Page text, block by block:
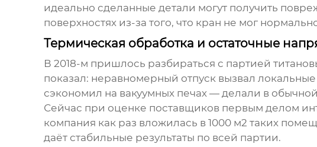
идеально сделанные детали могут получить
поверхностях из-за того, что кран не мог
Термическая обработка и остаточные
В 2018-м пришлось разбираться с партией
показал: неравномерный отпуск вызвал
сэкономил на вакуумных печах — делали в
Сейчас при оценке поставщиков первым делом
компания как раз вложилась в 1000 м2 таких
даёт стабильные результаты по всей партии.